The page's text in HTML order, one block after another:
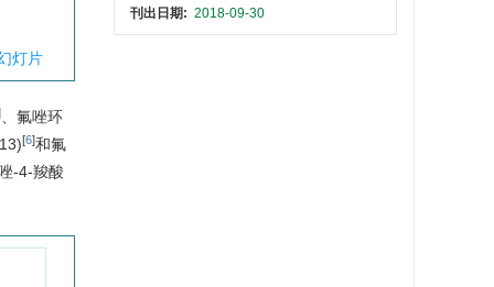
灯片
、氟唑环
[6]和氟
-4-羧酸
刊出日期: 2018-09-30